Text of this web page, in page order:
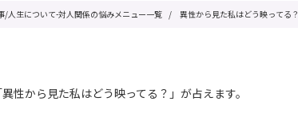
/人生について-対人関係の悩みメニュー一覧 / 異性から見た私はどう映ってる？
性から見た私はどう映ってる？」が占えます。